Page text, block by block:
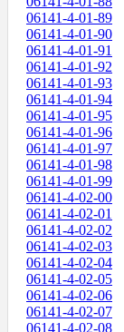
06141-4-01-89
06141-4-01-90
06141-4-01-91
06141-4-01-92
06141-4-01-93
06141-4-01-94
06141-4-01-95
06141-4-01-96
06141-4-01-97
06141-4-01-98
06141-4-01-99
06141-4-02-00
06141-4-02-01
06141-4-02-02
06141-4-02-03
06141-4-02-04
06141-4-02-05
06141-4-02-06
06141-4-02-07
06141-4-02-08